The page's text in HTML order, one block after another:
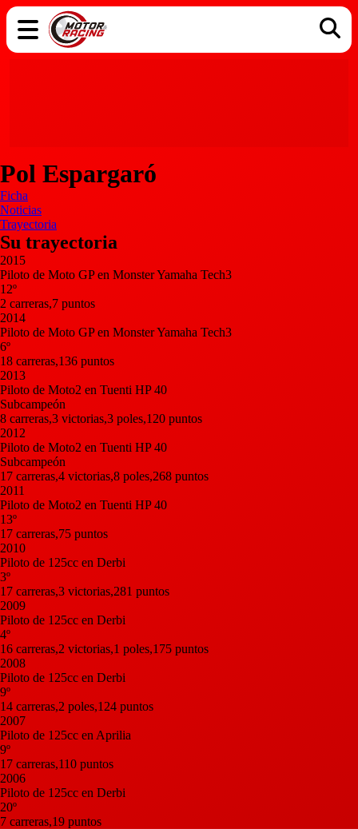
Pol Espargaró
Ficha
Noticias
Trayectoria
Su trayectoria
2015
Piloto de Moto GP en Monster Yamaha Tech3
12º
2 carreras,7 puntos
2014
Piloto de Moto GP en Monster Yamaha Tech3
6º
18 carreras,136 puntos
2013
Piloto de Moto2 en Tuenti HP 40
Subcampeón
8 carreras,3 victorias,3 poles,120 puntos
2012
Piloto de Moto2 en Tuenti HP 40
Subcampeón
17 carreras,4 victorias,8 poles,268 puntos
2011
Piloto de Moto2 en Tuenti HP 40
13º
17 carreras,75 puntos
2010
Piloto de 125cc en Derbi
3º
17 carreras,3 victorias,281 puntos
2009
Piloto de 125cc en Derbi
4º
16 carreras,2 victorias,1 poles,175 puntos
2008
Piloto de 125cc en Derbi
9º
14 carreras,2 poles,124 puntos
2007
Piloto de 125cc en Aprilia
9º
17 carreras,110 puntos
2006
Piloto de 125cc en Derbi
20º
7 carreras,19 puntos